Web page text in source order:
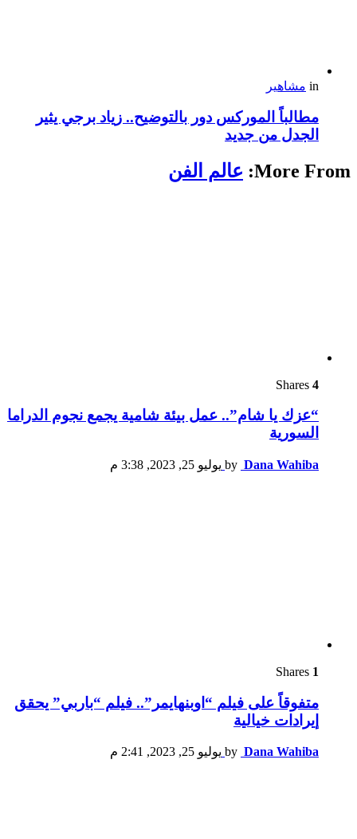
in مشاهير
مطالباً الموركس دور بالتوضيح.. زياد برجي يثير
الجدل من جديد
More From: عالم الفن
4
“عزك يا شام”.. عمل بيئة شامية يجمع نجوم الدراما
السورية
by Dana Wahiba يوليو 25, 2023, 3:38 م
1
متفوقاً على فيلم “اوبنهايمر”.. فيلم “باربي” يحقق
إيرادات خيالية
by Dana Wahiba يوليو 25, 2023, 2:41 م